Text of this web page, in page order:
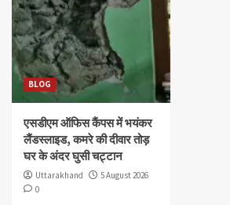
BLOG
एसडीएम ऑफिस कैंपस में भयंकर
लैंडस्लाइड, कमरे की दीवार तोड़
घर के अंदर घुसी चट्टान
Uttarakhand
5 August 2026
0